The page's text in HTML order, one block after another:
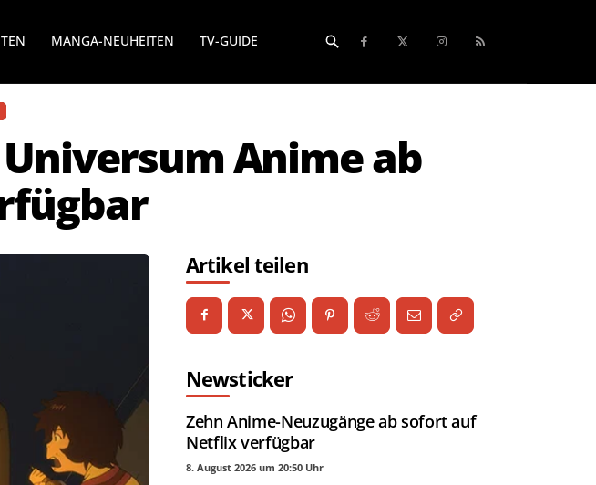
MANGA-NEUHEITEN TV-GUIDE
Anime ab
Artikel teilen
Newsticker
Zehn Anime-Neuzugänge ab sofort auf
Netflix verfügbar
8. August 2026 um 20:50 Uhr